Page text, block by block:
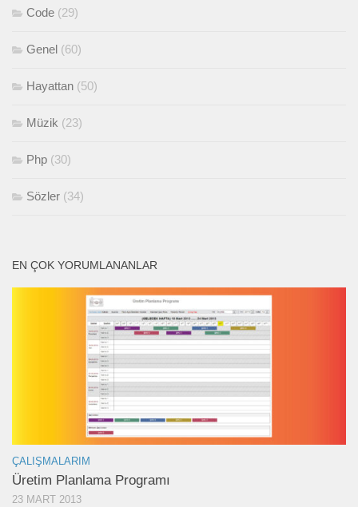
Code (29)
Genel (60)
Hayattan (50)
Müzik (23)
Php (30)
Sözler (34)
EN ÇOK YORUMLANANLAR
ÇALIŞMALARIM
Üretim Planlama Programı
23 MART 2013